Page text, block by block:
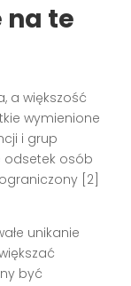
na te
a większość
wymienione
i grup
odsetek osób
[2]
unikanie
być